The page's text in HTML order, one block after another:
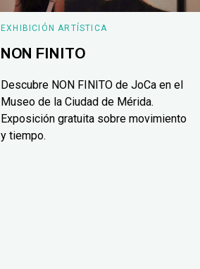
EXHIBICIÓN ARTÍSTICA
NON FINITO
Descubre NON FINITO de JoCa en el
Museo de la Ciudad de Mérida.
Exposición gratuita sobre movimiento
y tiempo.